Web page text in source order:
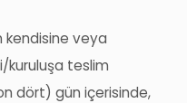
kendisine veya
kuruluşa teslim
dört) gün içerisinde,